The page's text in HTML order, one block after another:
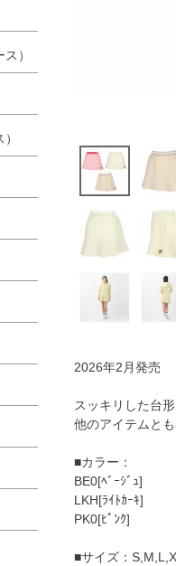
）
2026年2月発売
スッキリした台
他のアイテムと
■カラー：
BE0[ﾍﾞｰｼﾞｭ]
LKH[ﾗｲﾄｶｰｷ]
PK0[ﾋﾟﾝｸ]
■サイズ：